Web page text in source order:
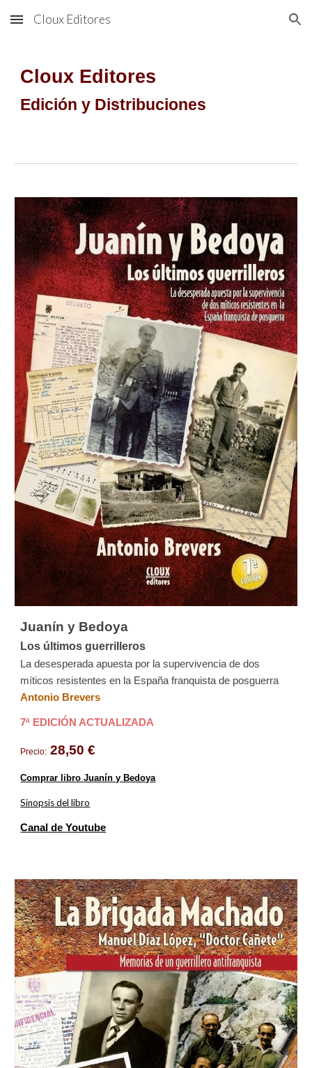
Skip to main content Skip to navigation
Cloux Editores
Cloux Editores
Edición y Distribuciones
Juanín y Bedoya
Los últimos guerrilleros
La desesperada apuesta por la supervivencia de dos
míticos resistentes en la España franquista de posguerra
Antonio Brevers
7ª EDICIÓN ACTUALIZADA
Precio: 28,50 €
Comprar libro Juanín y Bedoya
Sinopsis del libro
Canal de Youtube